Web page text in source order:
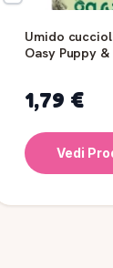
Umido
Oasy Puppy &
1,79 €
Vedi